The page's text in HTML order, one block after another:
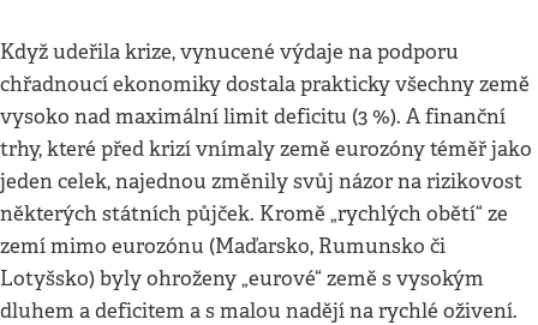
Když udeřila krize, vynucené výdaje na podporu
chřadnoucí ekonomiky dostala prakticky všechny země
vysoko nad maximální limit deficitu (3 %). A finanční
trhy, které před krizí vnímaly země eurozóny téměř jako
jeden celek, najednou změnily svůj názor na rizikovost
některých státních půjček. Kromě „rychlých obětí“ ze
zemí mimo eurozónu (Maďarsko, Rumunsko či
Lotyšsko) byly ohroženy „eurové“ země s vysokým
dluhem a deficitem a s malou nadějí na rychlé oživení.